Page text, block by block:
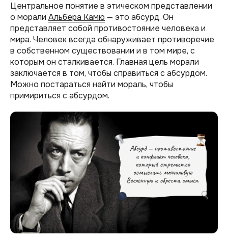
Центральное понятие в этическом представлении
о морали Альбера Камю — это абсурд. Он
представляет собой противостояние человека и
мира. Человек всегда обнаруживает противоречие
в собственном существовании и в том мире, с
которым он сталкивается. Главная цель морали
заключается в том, чтобы справиться с абсурдом.
Можно постараться найти мораль, чтобы
примириться с абсурдом.